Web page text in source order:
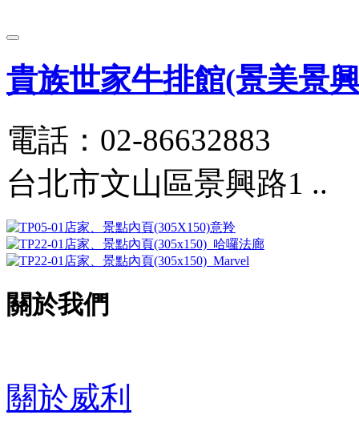
貴族世家牛排館(景美景
電話：02-86632883
台北市文山區景興路1 ..
關於我們
關於威利